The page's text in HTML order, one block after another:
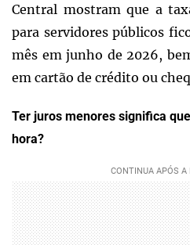
Central mostram que a
para servidores públicos
mês em junho de 2026,
em cartão de crédito ou
Ter juros menores significa
hora?